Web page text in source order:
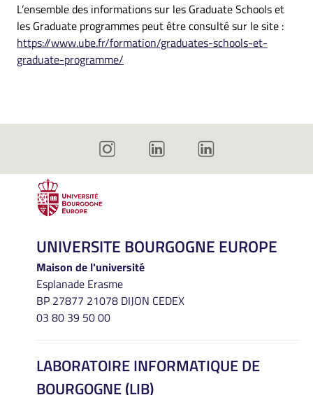
L’ensemble des informations sur les Graduate Schools et
les Graduate programmes peut être consulté sur le site :
https://www.ube.fr/formation/graduates-schools-et-
graduate-programme/
UNIVERSITE BOURGOGNE EUROPE
Maison de l'université
Esplanade Erasme
BP 27877 21078 DIJON CEDEX
03 80 39 50 00
LABORATOIRE INFORMATIQUE DE
BOURGOGNE (LIB)